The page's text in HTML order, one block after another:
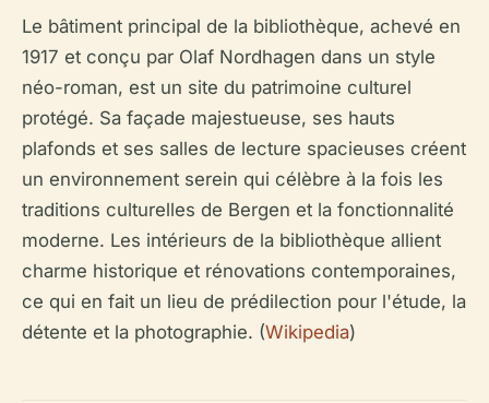
Le bâtiment principal de la bibliothèque, achevé en
1917 et conçu par Olaf Nordhagen dans un style
néo-roman, est un site du patrimoine culturel
protégé. Sa façade majestueuse, ses hauts
plafonds et ses salles de lecture spacieuses créent
un environnement serein qui célèbre à la fois les
traditions culturelles de Bergen et la fonctionnalité
moderne. Les intérieurs de la bibliothèque allient
charme historique et rénovations contemporaines,
ce qui en fait un lieu de prédilection pour l'étude, la
détente et la photographie. (Wikipedia)